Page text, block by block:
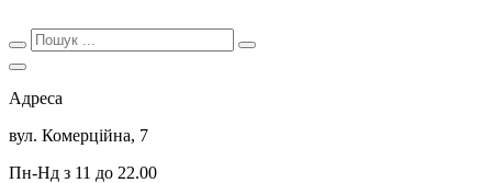
Адреса
вул. Комерційна, 7
Пн-Нд з 11 до 22.00